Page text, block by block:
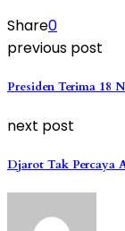
Share0
previous post
Presiden Terima 18
next post
Djarot Tak Percaya